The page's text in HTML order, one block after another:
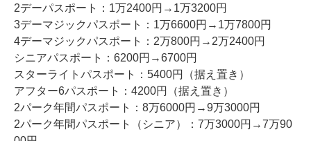
2デーパスポート：1万2400円→1万3200円
3デーマジックパスポート：1万6600円→1万7800円
4デーマジックパスポート：2万800円→2万2400円
シニアパスポート：6200円→6700円
スターライトパスポート：5400円（据え置き）
アフター6パスポート：4200円（据え置き）
2パーク年間パスポート：8万6000円→9万3000円
2パーク年間パスポート（シニア）：7万3000円→7万90